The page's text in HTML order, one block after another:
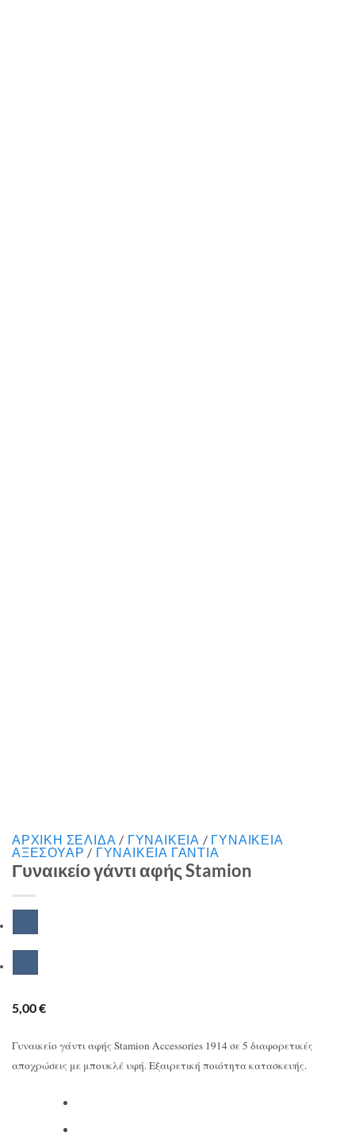
ΑΡΧΙΚΉ ΣΕΛΊΔΑ / ΓΥΝΑΙΚΕΙΑ / ΓΥΝΑΙΚΕΙΑ
ΑΞΕΣΟΥΑΡ / ΓΥΝΑΙΚΕΙΑ ΓΑΝΤΙΑ
Γυναικείο γάντι αφής Stamion
5,00€
Γυναικείο γάντι αφής Stamion Accessories 1914 σε 5 διαφορετικές
αποχρώσεις με μπουκλέ υφή. Εξαιρετική ποιότητα κατασκευής.